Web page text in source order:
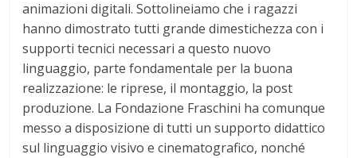
animazioni digitali. Sottolineiamo che i ragazzi
hanno dimostrato tutti grande dimestichezza con i
supporti tecnici necessari a questo nuovo
linguaggio, parte fondamentale per la buona
realizzazione: le riprese, il montaggio, la post
produzione. La Fondazione Fraschini ha comunque
messo a disposizione di tutti un supporto didattico
sul linguaggio visivo e cinematografico, nonché